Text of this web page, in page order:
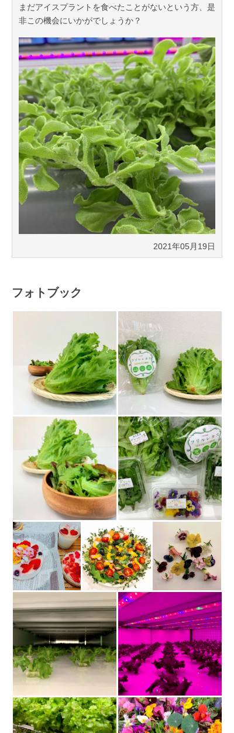
まだアイスプラントを食べたことがないという方、是
非この機会にいかがでしょうか？
2021年05月19日
フォトブック